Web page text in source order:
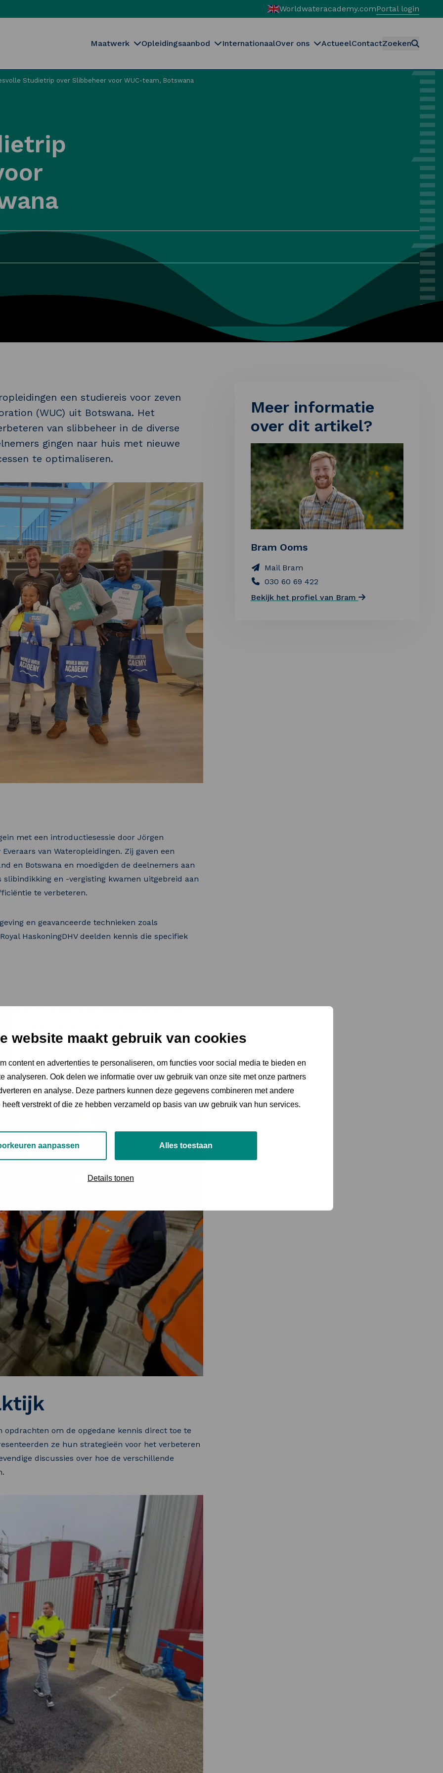
website maakt gebruik van cookies
content en advertenties te personaliseren, om functies voor social media te bieden en
analyseren. Ook delen we informatie over uw gebruik van onze site met onze partners
en analyse. Deze partners kunnen deze gegevens combineren met andere
verstrekt of die ze hebben verzameld op basis van uw gebruik van hun services.
aanpassen Alles toestaan
Details tonen
Worldwateracademy.comPortal login
Maatwerk Opleidingsaanbod InternationaalOver ons ActueelContactZoeken
Studietrip over Slibbeheer voor WUC-team, Botswana
een studiereis voor zeven
(WUC) uit Botswana. Het
van slibbeheer in de diverse
gingen naar huis met nieuwe
te optimaliseren.
met een introductiesessie door Jörgen
van Wateropleidingen. Zij gaven een
en Botswana en moedigden de deelnemers aan
en -vergisting kwamen uitgebreid aan
te verbeteren.
en geavanceerde technieken zoals
HaskoningDHV deelden kennis die specifiek
GMB Zutphen innovatieve manieren om slib te
om de opgedane kennis direct toe te
ze hun strategieën voor het verbeteren
discussies over hoe de verschillende
Meer informatie
over dit artikel?
Bram Ooms
Mail Bram
030 60 69 422
Bekijk het profiel van Bram